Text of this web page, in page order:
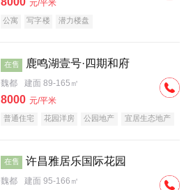
元/平米
公寓 写字楼 潜力楼盘
在售 鹿鸣湖壹号·四期和府
魏都 建面 89-165㎡
8000 元/平米
普通住宅 花园洋房 公园地产
宜居生态地产
在售 许昌雅居乐国际花园
魏都 建面 95-166㎡